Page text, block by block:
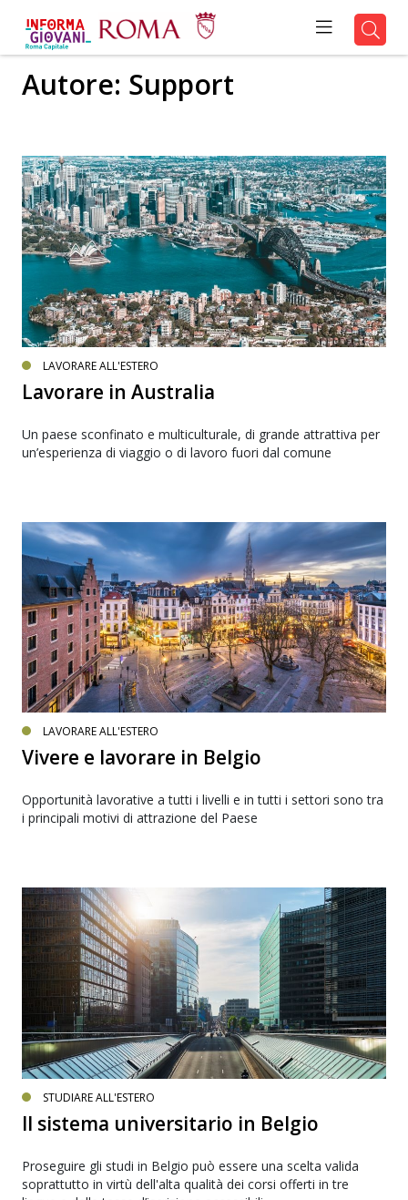
Autore: Support
LAVORARE ALL'ESTERO
Lavorare in Australia
Un paese sconfinato e multiculturale, di grande attrattiva per
un’esperienza di viaggio o di lavoro fuori dal comune
LAVORARE ALL'ESTERO
Vivere e lavorare in Belgio
Opportunità lavorative a tutti i livelli e in tutti i settori sono tra
i principali motivi di attrazione del Paese
STUDIARE ALL'ESTERO
Il sistema universitario in Belgio
Proseguire gli studi in Belgio può essere una scelta valida
soprattutto in virtù dell'alta qualità dei corsi offerti in tre